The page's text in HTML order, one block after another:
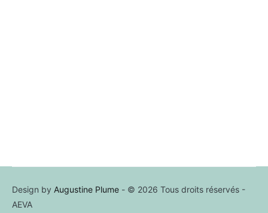
Design by Augustine Plume - © 2026 Tous droits réservés -
AEVA